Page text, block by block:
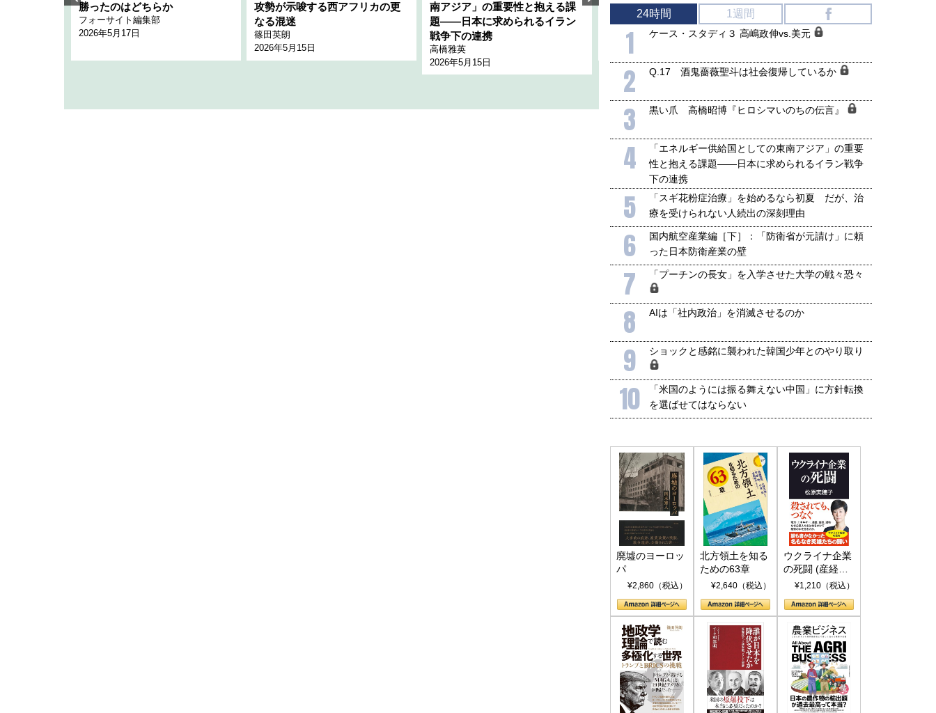
勝ったのはどちらか
フォーサイト編集部
2026年5月17日
攻勢が示唆する西アフリカの更
なる混迷
篠田英朗
2026年5月15日
南アジア」の重要性と抱える課
題――日本に求められるイラン
戦争下の連携
高橋雅英
2026年5月15日
1905年体制」における日米韓安
全保障協力の意味
千々和泰明
ネルギー転換が「中国依存」に
行き着くリスク
小山堅
24時間 1週間
1 ケース・スタディ３ 高嶋政伸vs.美元
2 Q.17 酒鬼薔薇聖斗は社会復帰しているか
3 黒い爪 高橋昭博『ヒロシマいのちの伝言』
4
「エネルギー供給国としての東南アジア」の重要
性と抱える課題――日本に求められるイラン戦争
下の連携
5
「スギ花粉症治療」を始めるなら初夏 だが、治
療を受けられない人続出の深刻理由
6
国内航空産業編［下］：「防衛省が元請け」に頼
った日本防衛産業の壁
7 「プーチンの長女」を入学させた大学の戦々恐々
8 AIは「社内政治」を消滅させるのか
9 ショックと感銘に襲われた韓国少年とのやり取り
10
「米国のようには振る舞えない中国」に方針転換
を選ばせてはならない
廃墟のヨーロッ
パ
¥2,860（税込）
北方領土を知る
ための63章
¥2,640（税込）
ウクライナ企業
の死闘 (産経セ
レクト S 039)
¥1,210（税込）